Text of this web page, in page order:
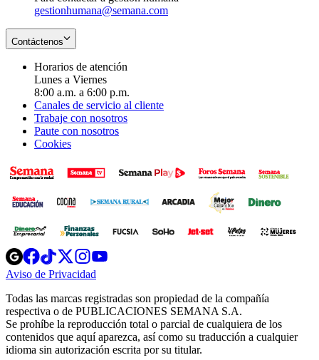
gestionhumana@semana.com
Contáctenos
Horarios de atención
Lunes a Viernes
8:00 a.m. a 6:00 p.m.
Canales de servicio al cliente
Trabaje con nosotros
Paute con nosotros
Cookies
Opens
in
new
Opens
in
new
Opens
in
new
window
Opens
new
windowwindow
Aviso de Privacidad
new
window
Todas las marcas registradas son propiedad de la compañía
respectiva o de PUBLICACIONES SEMANA S.A.
Se prohíbe la reproducción total o parcial de cualquiera de los
contenidos que aquí aparezca, así como su traducción a cualquier
idioma sin autorización escrita por su titular.